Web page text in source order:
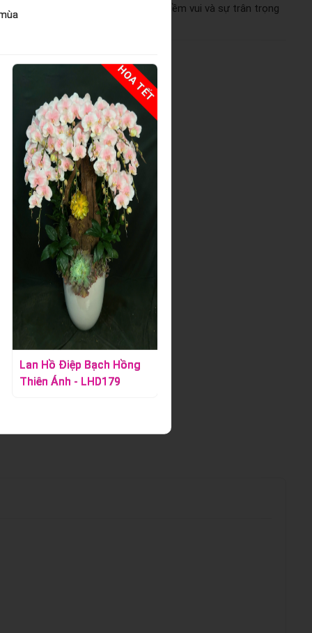
quà này thay lời chúc sức khỏe, niềm vui và sự trân trọng
Lan Hồ Điệp Bạch Hồng
Thiên Ánh - LHD179
HOA TẾT